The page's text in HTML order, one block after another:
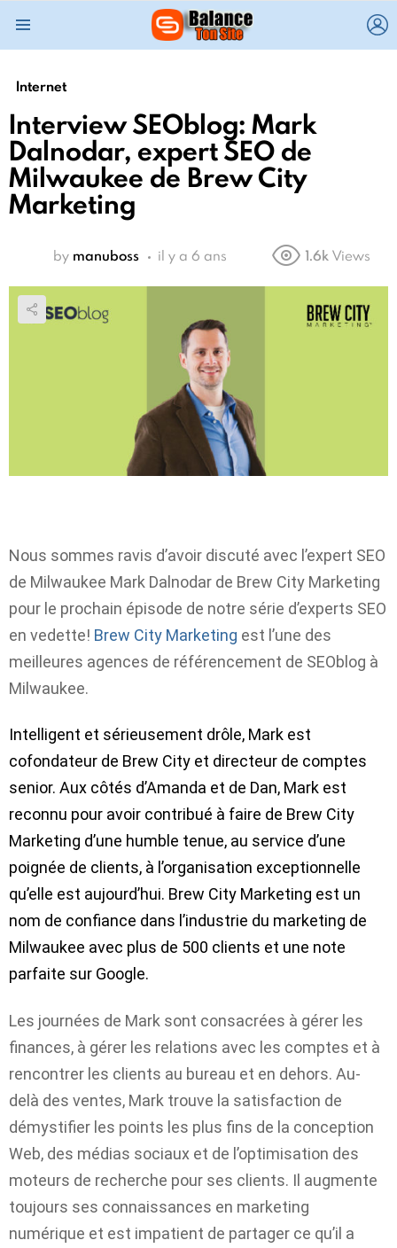
Internet
Interview SEOblog: Mark
Dalnodar, expert SEO de
Milwaukee de Brew City
Marketing
by manuboss il y a 6 ans 1.6k Views
Nous sommes ravis d’avoir discuté avec l’expert SEO
de Milwaukee Mark Dalnodar de Brew City Marketing
pour le prochain épisode de notre série d’experts SEO
en vedette! Brew City Marketing est l’une des
meilleures agences de référencement de SEOblog à
Milwaukee.
Intelligent et sérieusement drôle, Mark est
cofondateur de Brew City et directeur de comptes
senior. Aux côtés d’Amanda et de Dan, Mark est
reconnu pour avoir contribué à faire de Brew City
Marketing d’une humble tenue, au service d’une
poignée de clients, à l’organisation exceptionnelle
qu’elle est aujourd’hui. Brew City Marketing est un
nom de confiance dans l’industrie du marketing de
Milwaukee avec plus de 500 clients et une note
parfaite sur Google.
Les journées de Mark sont consacrées à gérer les
finances, à gérer les relations avec les comptes et à
rencontrer les clients au bureau et en dehors. Au-
delà des ventes, Mark trouve la satisfaction de
démystifier les points les plus fins de la conception
Web, des médias sociaux et de l’optimisation des
moteurs de recherche pour ses clients. Il augmente
toujours ses connaissances en marketing
numérique et est impatient de partager ce qu’il a